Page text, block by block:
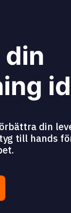
din
din
till hands